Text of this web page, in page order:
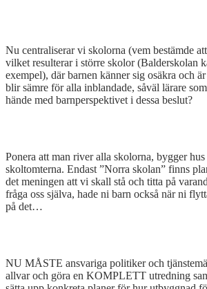
Nu centraliserar vi skolorna (vem bestämde
vilket resulterar i större skolor (Balderskolan
exempel), där barnen känner sig osäkra och
blir sämre för alla inblandade, såväl lärare
hände med barnperspektivet i dessa beslut?
Ponera att man river alla skolorna, bygger
skoltomterna. Endast ”Norra skolan” finns
det meningen att vi skall stå och titta på
fråga oss själva, hade ni barn också när ni
på det…
NU MÅSTE ansvariga politiker och
allvar och göra en KOMPLETT utredning